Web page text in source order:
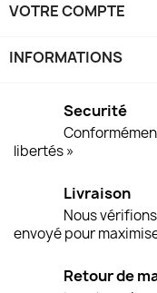
VOTRE COMPTE
INFORMATIONS
Securité
libertés »
Livraison
Nous
envoyé pour
Retour de